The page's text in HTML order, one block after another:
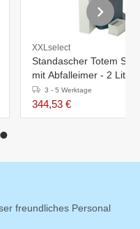
XXLselect
Standascher Totem
mit Abfalleimer - 2 Liter
Abfalleimer - Bis 600
3 - 5 Werktage
344,53 €
freundliches Personal